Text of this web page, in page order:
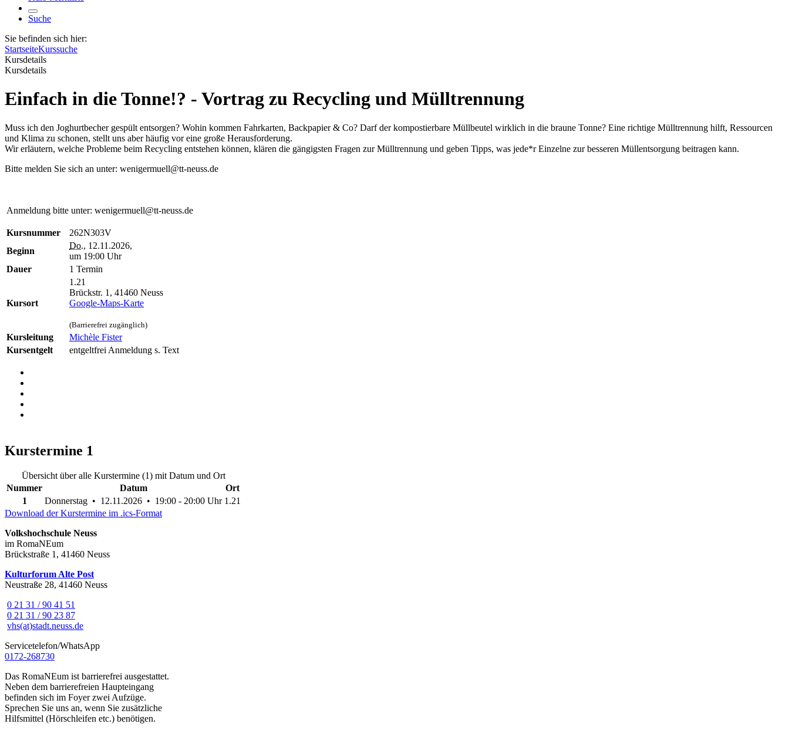
Suche
Sie befinden sich hier:
StartseiteKurssuche
Kursdetails
Kursdetails
Einfach in die Tonne!? - Vortrag zu Recycling und Mülltrennung
Muss ich den Joghurtbecher gespült entsorgen? Wohin kommen Fahrkarten, Backpapier & Co? Darf der kompostierbare Müllbeutel wirklich in die braune Tonne? Eine richtige Mülltrennung hilft, Ressourcen
und Klima zu schonen, stellt uns aber häufig vor eine große Herausforderung.
Wir erläutern, welche Probleme beim Recycling entstehen können, klären die gängigsten Fragen zur Mülltrennung und geben Tipps, was jede*r Einzelne zur besseren Müllentsorgung beitragen kann.
Bitte melden Sie sich an unter: wenigermuell@tt-neuss.de
Anmeldung bitte unter: wenigermuell@tt-neuss.de
Kursnummer
262N303V
Beginn
Do., 12.11.2026,
um 19:00 Uhr
Dauer
1 Termin
Kursort
1.21
Brückstr. 1, 41460 Neuss
Google-Maps-Karte
(Barrierefrei zugänglich)
Kursleitung
Michèle Fister
Kursentgelt
entgeltfrei Anmeldung s. Text
Kurstermine 1
Übersicht über alle Kurstermine (1) mit Datum und Ort
Nummer
Datum
Ort
1
Donnerstag • 12.11.2026 • 19:00 - 20:00 Uhr 1.21
Download der Kurstermine im .ics-Format
Volkshochschule Neuss
im RomaNEum
Brückstraße 1, 41460 Neuss
Kulturforum Alte Post
Neustraße 28, 41460 Neuss
0 21 31 / 90 41 51
0 21 31 / 90 23 87
vhs(at)stadt.neuss.de
Servicetelefon/WhatsApp
0172-268730
Das RomaNEum ist barrierefrei ausgestattet.
Neben dem barrierefreien Haupteingang
befinden sich im Foyer zwei Aufzüge.
Sprechen Sie uns an, wenn Sie zusätzliche
Hilfsmittel (Hörschleifen etc.) benötigen.